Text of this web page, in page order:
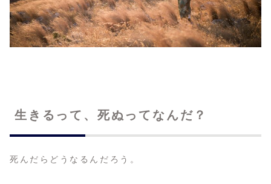
生きるって、死ぬってなんだ？
死んだらどうなるんだろう。